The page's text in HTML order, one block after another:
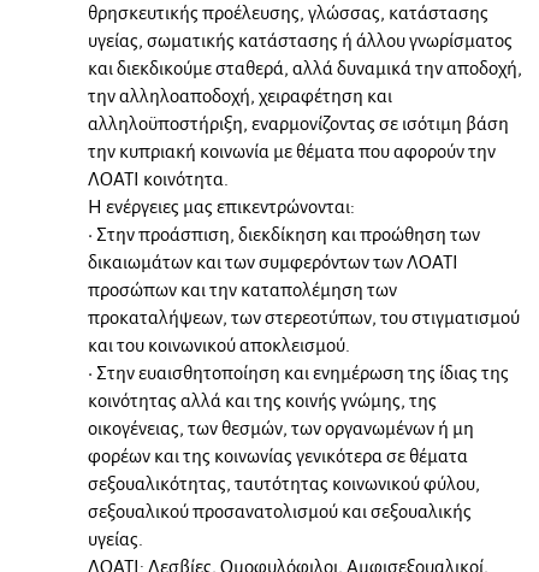
θρησκευτικής προέλευσης, γλώσσας, κατάστασης
υγείας, σωματικής κατάστασης ή άλλου γνωρίσματος
και διεκδικούμε σταθερά, αλλά δυναμικά την αποδοχή,
την αλληλοαποδοχή, χειραφέτηση και
αλληλοϋποστήριξη, εναρμονίζοντας σε ισότιμη βάση
την κυπριακή κοινωνία με θέματα που αφορούν την
ΛΟΑΤI κοινότητα.
Η ενέργειες μας επικεντρώνονται:
• Στην προάσπιση, διεκδίκηση και προώθηση των
δικαιωμάτων και των συμφερόντων των ΛΟΑΤΙ
προσώπων και την καταπολέμηση των
προκαταλήψεων, των στερεοτύπων, του στιγματισμού
και του κοινωνικού αποκλεισμού.
• Στην ευαισθητοποίηση και ενημέρωση της ίδιας της
κοινότητας αλλά και της κοινής γνώμης, της
οικογένειας, των θεσμών, των οργανωμένων ή μη
φορέων και της κοινωνίας γενικότερα σε θέματα
σεξουαλικότητας, ταυτότητας κοινωνικού φύλου,
σεξουαλικού προσανατολισμού και σεξουαλικής
υγείας.
ΛΟΑΤΙ: Λεσβίες, Ομοφυλόφιλοι, Αμφισεξουαλικοί,